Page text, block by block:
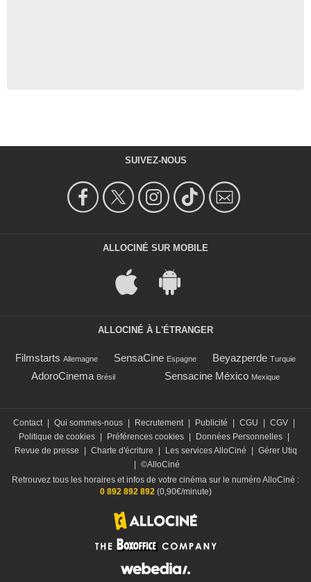
SUIVEZ-NOUS
ALLOCINÉ SUR MOBILE
ALLOCINÉ À L'ÉTRANGER
Filmstarts Allemagne SensaCine Espagne Beyazperde Turquie
AdoroCinema Brésil Sensacine México Mexique
Contact | Qui sommes-nous | Recrutement | Publicité | CGU | CGV |
Politique de cookies | Préférences cookies | Données Personnelles |
Revue de presse
| Charte d'écriture | Les services AlloCiné | Gérer Utiq
| ©AlloCiné
Retrouvez tous les horaires et infos de votre cinéma sur le numéro AlloCiné :
0 892 892 892 (0,90€/minute)